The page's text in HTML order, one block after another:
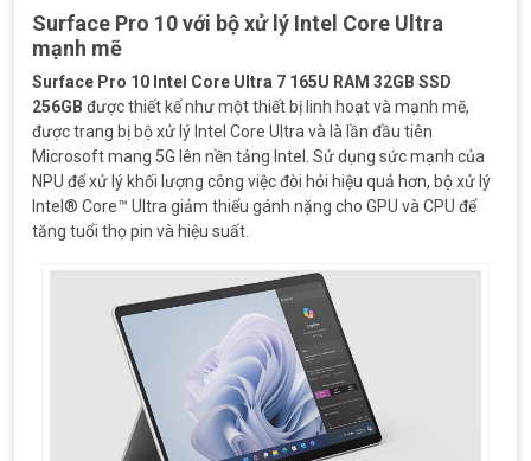
Surface Pro 10 với bộ xử lý Intel Core Ultra
mạnh mẽ
Surface Pro 10 Intel Core Ultra 7 165U RAM 32GB SSD
256GB được thiết kế như một thiết bị linh hoạt và mạnh mẽ,
được trang bị bộ xử lý Intel Core Ultra và là lần đầu tiên
Microsoft mang 5G lên nền tảng Intel. Sử dụng sức mạnh của
NPU để xử lý khối lượng công việc đòi hỏi hiệu quả hơn, bộ xử lý
Intel® Core™ Ultra giảm thiểu gánh nặng cho GPU và CPU để
tăng tuổi thọ pin và hiệu suất.